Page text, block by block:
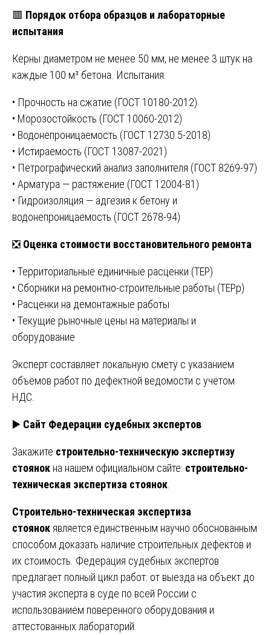
🟥 Порядок отбора образцов и лабораторные
испытания
Керны диаметром не менее 50 мм, не менее 3 штук на
каждые 100 м³ бетона. Испытания:
• Прочность на сжатие (ГОСТ 10180-2012)
• Морозостойкость (ГОСТ 10060-2012)
• Водонепроницаемость (ГОСТ 12730.5-2018)
• Истираемость (ГОСТ 13087-2021)
• Петрографический анализ заполнителя (ГОСТ 8269-97)
• Арматура — растяжение (ГОСТ 12004-81)
• Гидроизоляция — адгезия к бетону и
водонепроницаемость (ГОСТ 2678-94)
❎ Оценка стоимости восстановительного ремонта
• Территориальные единичные расценки (ТЕР)
• Сборники на ремонтно-строительные работы (ТЕРр)
• Расценки на демонтажные работы
• Текущие рыночные цены на материалы и
оборудование
Эксперт составляет локальную смету с указанием
объёмов работ по дефектной ведомости с учётом
НДС.
▶️ Сайт Федерации судебных экспертов
Закажите строительно-техническую экспертизу
стоянок на нашем официальном сайте: строительно-
техническая экспертиза стоянок
Строительно-техническая экспертиза
стоянок является единственным научно обоснованным
способом доказать наличие строительных дефектов и
их стоимость. Федерация судебных экспертов
предлагает полный цикл работ: от выезда на объект до
участия эксперта в суде по всей России с
использованием поверенного оборудования и
аттестованных лабораторий.